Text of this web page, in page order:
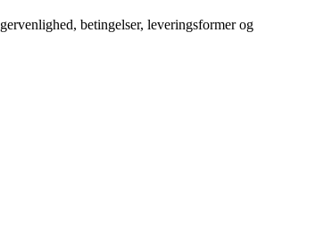
betingelser, leveringsformer og